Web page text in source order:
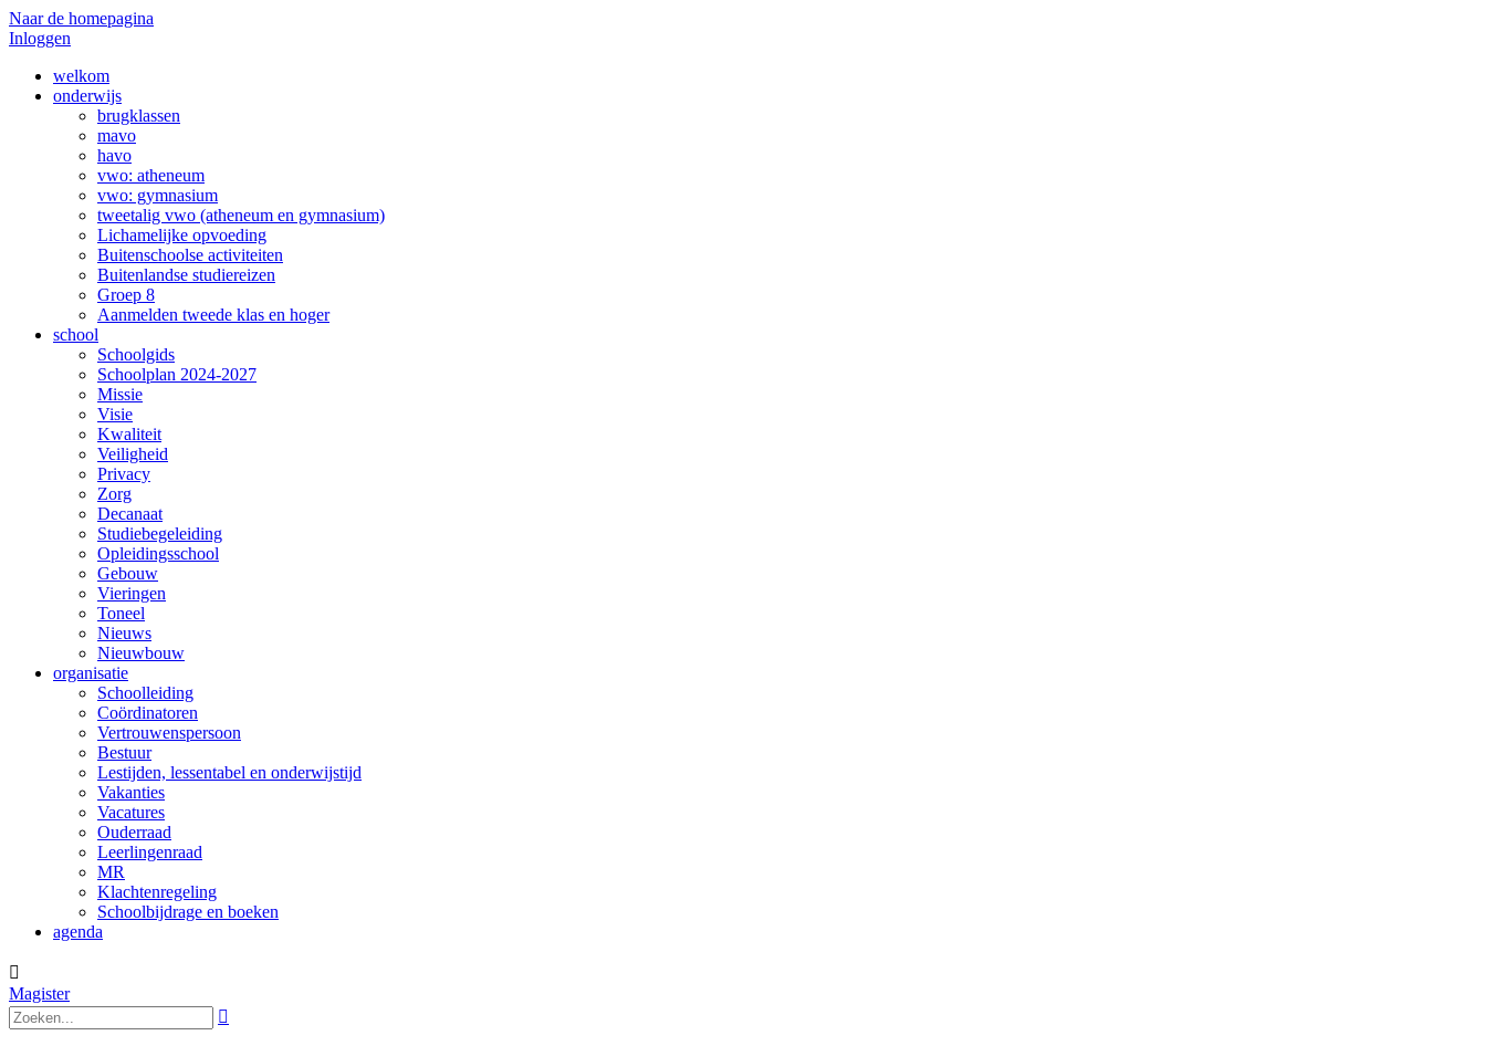
Naar de homepagina
Inloggen
welkom
onderwijs
brugklassen
mavo
havo
vwo: atheneum
vwo: gymnasium
tweetalig vwo (atheneum en gymnasium)
Lichamelijke opvoeding
Buitenschoolse activiteiten
Buitenlandse studiereizen
Groep 8
Aanmelden tweede klas en hoger
school
Schoolgids
Schoolplan 2024-2027
Missie
Visie
Kwaliteit
Veiligheid
Privacy
Zorg
Decanaat
Studiebegeleiding
Opleidingsschool
Gebouw
Vieringen
Toneel
Nieuws
Nieuwbouw
organisatie
Schoolleiding
Coördinatoren
Vertrouwenspersoon
Bestuur
Lestijden, lessentabel en onderwijstijd
Vakanties
Vacatures
Ouderraad
Leerlingenraad
MR
Klachtenregeling
Schoolbijdrage en boeken
agenda

Magister
